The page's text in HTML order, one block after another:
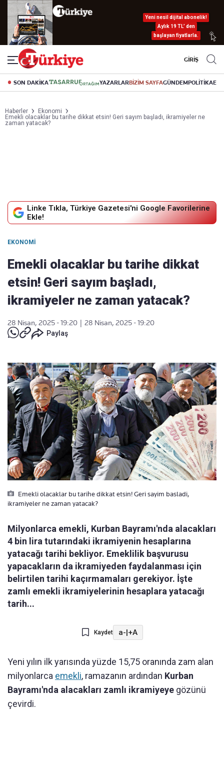
Yeni nesil dijital abonelik!
Aylık 19 TL’ den
başlayan fiyatlarla.
GİRİŞ
SON DAKİKA YAZARLARBİZİM SAYFAGÜNDEMPOLİTİKA
Haberler
Ekonomi
Emekli olacaklar bu tarihe dikkat etsin! Geri sayım başladı, ikramiyeler ne
zaman yatacak?
Linke Tıkla, Türkiye Gazetesi'ni Google Favorilerine
Ekle!
EKONOMI
Emekli olacaklar bu tarihe dikkat
etsin! Geri sayım başladı,
ikramiyeler ne zaman yatacak?
28 Nisan, 2025 - 19:20
28 Nisan, 2025 - 19:20
Paylaş
Emekli olacaklar bu tarihe dikkat etsin! Geri sayim basladi,
ikramiyeler ne zaman yatacak?
Milyonlarca emekli, Kurban Bayramı'nda alacakları
4 bin lira tutarındaki ikramiyenin hesaplarına
yatacağı tarihi bekliyor. Emeklilik başvurusu
yapacakların da ikramiyeden faydalanması için
belirtilen tarihi kaçırmamaları gerekiyor. İşte
zamlı emekli ikramiyelerinin hesaplara yatacağı
tarih...
Kaydet a-|+A
Yeni yılın ilk yarısında yüzde 15,75 oranında zam alan
milyonlarca emekli, ramazanın ardından Kurban
Bayramı'nda alacakları zamlı ikramiyeye gözünü
çevirdi.